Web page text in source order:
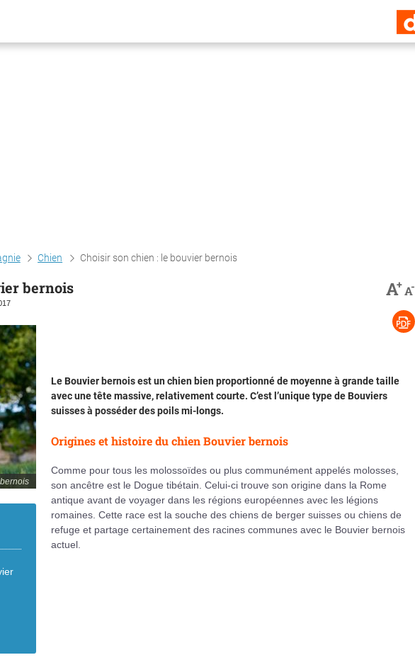
Chien Choisir son chien : le bouvier bernois
bernois A+A-
Le Bouvier bernois est un chien bien proportionné de moyenne à grande taille
avec une tête massive, relativement courte. C’est l’unique type de Bouviers
suisses à posséder des poils mi-longs.
Origines et histoire du chien Bouvier bernois
Comme pour tous les molossoïdes ou plus communément appelés molosses,
son ancêtre est le Dogue tibétain. Celui-ci trouve son origine dans la Rome
antique avant de voyager dans les régions européennes avec les légions
romaines. Cette race est la souche des chiens de berger suisses ou chiens de
refuge et partage certainement des racines communes avec le Bouvier bernois
actuel.